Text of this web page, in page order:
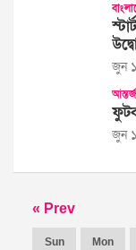
জুন
জুন
« Prev
Sun Mon